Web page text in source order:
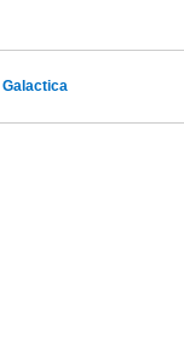
Galactica